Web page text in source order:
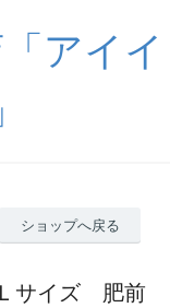
アイイ
ショップへ戻る
サイズ 肥前